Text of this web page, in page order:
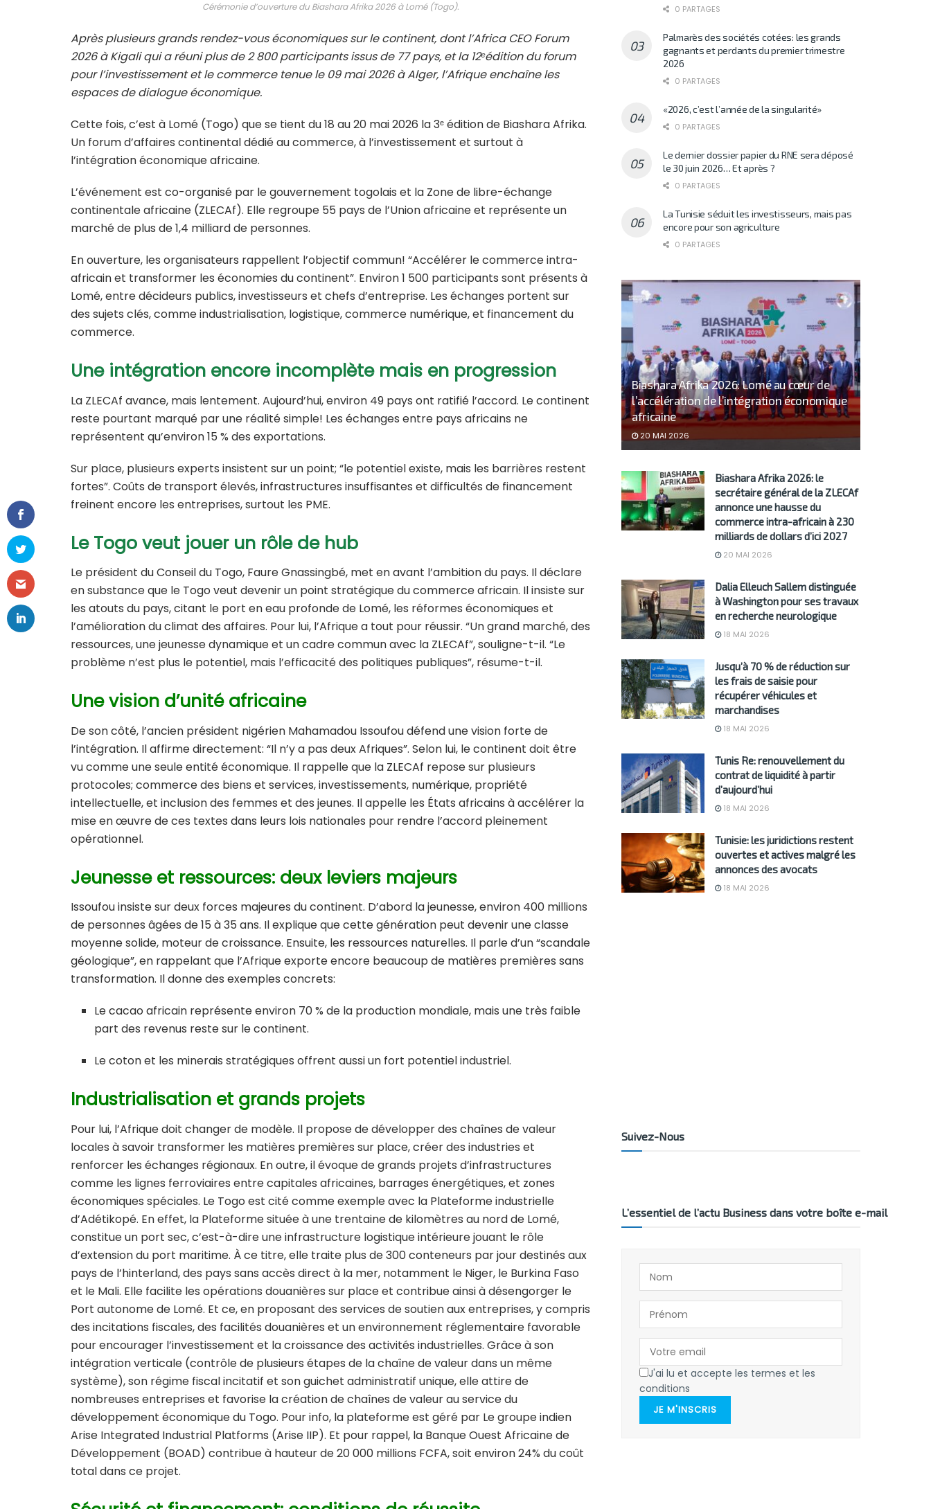
Cérémonie d’ouverture du Biashara Afrika 2026 à Lomé (Togo).
Après plusieurs grands rendez-vous économiques sur le continent, dont l’Africa CEO Forum
2026 à Kigali qui a réuni plus de 2 800 participants issus de 77 pays, et la 12ᵉédition du forum
pour l’investissement et le commerce tenue le 09 mai 2026 à Alger, l’Afrique enchaîne les
espaces de dialogue économique.
Cette fois, c’est à Lomé (Togo) que se tient du 18 au 20 mai 2026 la 3ᵉ édition de Biashara Afrika.
Un forum d’affaires continental dédié au commerce, à l’investissement et surtout à
l’intégration économique africaine.
L’événement est co-organisé par le gouvernement togolais et la Zone de libre-échange
continentale africaine (ZLECAf). Elle regroupe 55 pays de l’Union africaine et représente un
marché de plus de 1,4 milliard de personnes.
En ouverture, les organisateurs rappellent l’objectif commun! “Accélérer le commerce intra-
africain et transformer les économies du continent”. Environ 1 500 participants sont présents à
Lomé, entre décideurs publics, investisseurs et chefs d’entreprise. Les échanges portent sur
des sujets clés, comme industrialisation, logistique, commerce numérique, et financement du
commerce.
Une intégration encore incomplète mais en progression
La ZLECAf avance, mais lentement. Aujourd’hui, environ 49 pays ont ratifié l’accord. Le continent
reste pourtant marqué par une réalité simple! Les échanges entre pays africains ne
représentent qu’environ 15 % des exportations.
Sur place, plusieurs experts insistent sur un point; “le potentiel existe, mais les barrières restent
fortes”. Coûts de transport élevés, infrastructures insuffisantes et difficultés de financement
freinent encore les entreprises, surtout les PME.
Le Togo veut jouer un rôle de hub
Le président du Conseil du Togo, Faure Gnassingbé, met en avant l’ambition du pays. Il déclare
en substance que le Togo veut devenir un point stratégique du commerce africain. Il insiste sur
les atouts du pays, citant le port en eau profonde de Lomé, les réformes économiques et
l’amélioration du climat des affaires. Pour lui, l’Afrique a tout pour réussir. “Un grand marché, des
ressources, une jeunesse dynamique et un cadre commun avec la ZLECAf”, souligne-t-il. “Le
problème n’est plus le potentiel, mais l’efficacité des politiques publiques”, résume-t-il.
Une vision d’unité africaine
De son côté, l’ancien président nigérien Mahamadou Issoufoudéfend une vision forte de
l’intégration. Il affirme directement: “Il n’y a pas deux Afriques”. Selon lui, le continent doit être
vu comme une seule entité économique. Il rappelle que la ZLECAf repose sur plusieurs
protocoles; commerce des biens et services, investissements, numérique, propriété
intellectuelle, et inclusion des femmes et des jeunes. Il appelle les États africains à accélérer la
mise en œuvre de ces textes dans leurs lois nationales pour rendre l’accord pleinement
opérationnel.
Jeunesse et ressources: deux leviers majeurs
Issoufou insiste sur deux forces majeures du continent. D’abord la jeunesse, environ 400 millions
de personnes âgées de 15 à 35 ans. Il explique que cette génération peut devenir une classe
moyenne solide, moteur de croissance. Ensuite, les ressources naturelles. Il parle d’un “scandale
géologique”, en rappelant que l’Afrique exporte encore beaucoup de matières premières sans
transformation. Il donne des exemples concrets:
Le cacao africain représente environ 70 % de la production mondiale, mais une très faible
part des revenus reste sur le continent.
Le coton et les minerais stratégiques offrent aussi un fort potentiel industriel.
Industrialisation et grands projets
Pour lui, l’Afrique doit changer de modèle. Il propose de développer des chaînes de valeur
locales à savoir transformer les matières premières sur place, créer des industries et
renforcer les échanges régionaux. En outre, il évoque de grands projets d’infrastructures
comme les lignes ferroviaires entre capitales africaines, barrages énergétiques, et zones
économiques spéciales. Le Togo est cité comme exemple avec la Plateforme industrielle
d’Adétikopé. En effet, la Plateforme située à une trentaine de kilomètres au nord de Lomé,
constitue un port sec, c’est-à-dire une infrastructure logistique intérieure jouant le rôle
d’extension du port maritime. À ce titre, elle traite plus de 300 conteneurs par jour destinés aux
pays de l’hinterland, des pays sans accès direct à la mer, notamment le Niger, le Burkina Faso
et le Mali. Elle facilite les opérations douanières sur place et contribue ainsi à désengorger le
Port autonome de Lomé. Et ce, en proposant des services de soutien aux entreprises, y compris
des incitations fiscales, des facilités douanières et un environnement réglementaire favorable
pour encourager l’investissement et la croissance des activités industrielles. Grâce à son
intégration verticale (contrôle de plusieurs étapes de la chaîne de valeur dans un même
système), son régime fiscal incitatif et son guichet administratif unique, elle attire de
nombreuses entreprises et favorise la création de chaînes de valeur au service du
développement économique du Togo. Pour info, la plateforme est géré par Le groupe indien
Arise Integrated Industrial Platforms (Arise IIP). Et pour rappel, la Banque Ouest Africaine de
Développement (BOAD) contribue à hauteur de 20 000 millions FCFA, soit environ 24% du coût
total dans ce projet.
0 PARTAGES
Palmarès des sociétés cotées: les grands
gagnants et perdants du premier trimestre
2026
0 PARTAGES
«2026, c’est l’année de la singularité»
0 PARTAGES
Le dernier dossier papier du RNE sera déposé
le 30 juin 2026… Et après ?
0 PARTAGES
La Tunisie séduit les investisseurs, mais pas
encore pour son agriculture
0 PARTAGES
Biashara Afrika 2026: Lomé au cœur de
l’accélération de l’intégration économique
africaine
20 MAI 2026
Biashara Afrika 2026: le
secrétaire général de la ZLECAf
annonce une hausse du
commerce intra-africain à 230
milliards de dollars d’ici 2027
20 MAI 2026
Dalia Elleuch Sallem distinguée
à Washington pour ses travaux
en recherche neurologique
18 MAI 2026
Jusqu’à 70 % de réduction sur
les frais de saisie pour
récupérer véhicules et
marchandises
18 MAI 2026
Tunis Re: renouvellement du
contrat de liquidité à partir
d’aujourd’hui
18 MAI 2026
Tunisie: les juridictions restent
ouvertes et actives malgré les
annonces des avocats
18 MAI 2026
Suivez-Nous
L’essentiel de l’actu Business dans votre boîte e-mail
J'ai lu et accepte les termes et les
conditions
JE M'INSCRIS